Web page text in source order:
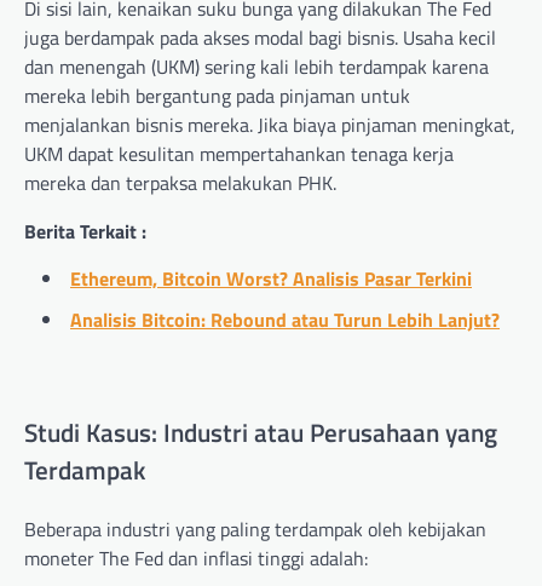
Di sisi lain, kenaikan suku bunga yang dilakukan The Fed
juga berdampak pada akses modal bagi bisnis. Usaha kecil
dan menengah (UKM) sering kali lebih terdampak karena
mereka lebih bergantung pada pinjaman untuk
menjalankan bisnis mereka. Jika biaya pinjaman meningkat,
UKM dapat kesulitan mempertahankan tenaga kerja
mereka dan terpaksa melakukan PHK.
Berita Terkait :
Ethereum, Bitcoin Worst? Analisis Pasar Terkini
Analisis Bitcoin: Rebound atau Turun Lebih Lanjut?
Studi Kasus: Industri atau Perusahaan yang
Terdampak
Beberapa industri yang paling terdampak oleh kebijakan
moneter The Fed dan inflasi tinggi adalah: